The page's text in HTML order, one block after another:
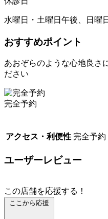
水曜日・土曜日午後、日曜
おすすめポイント
あおぞらのような心地良さ
ださい
完全予約
アクセス・利便性 完全予約
ユーザーレビュー
この店舗を応援する！
ここから応援